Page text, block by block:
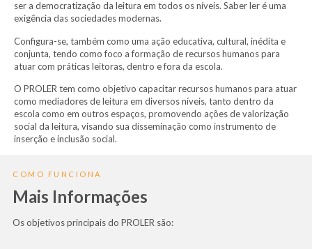
ser a democratização da leitura em todos os níveis. Saber ler é uma
exigência das sociedades modernas.
Configura-se, também como uma ação educativa, cultural, inédita e
conjunta, tendo como foco a formação de recursos humanos para
atuar com práticas leitoras, dentro e fora da escola.
O PROLER tem como objetivo capacitar recursos humanos para atuar
como mediadores de leitura em diversos níveis, tanto dentro da
escola como em outros espaços, promovendo ações de valorização
social da leitura, visando sua disseminação como instrumento de
inserção e inclusão social.
COMO FUNCIONA
Mais Informações
Os objetivos principais do PROLER são: